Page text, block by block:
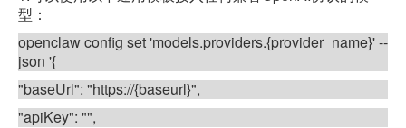
型：
openclaw config set 'models.providers.{provider_name}' --
json '{
"baseUrl": "https://{baseurl}",
"apiKey": "",